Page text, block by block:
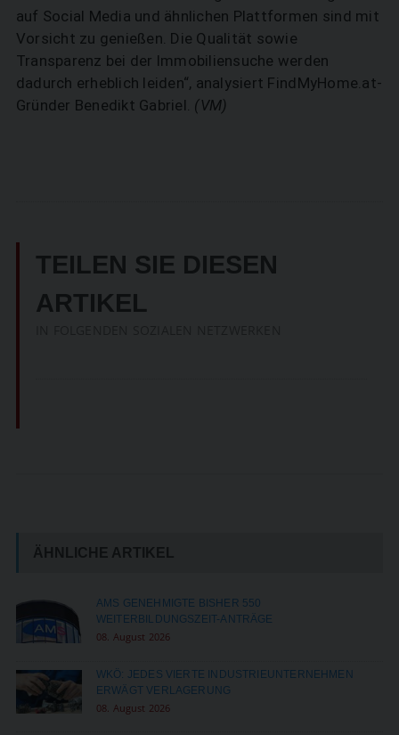
auf Social Media und ähnlichen Plattformen sind mit
Vorsicht zu genießen. Die Qualität sowie
Transparenz bei der Immobiliensuche werden
dadurch erheblich leiden“, analysiert FindMyHome.at-
Gründer Benedikt Gabriel. (VM)
TEILEN SIE DIESEN
ARTIKEL
ÄHNLICHE ARTIKEL
AMS GENEHMIGTE BISHER 550
WEITERBILDUNGSZEIT-ANTRÄGE
08. August 2026
WKÖ: JEDES VIERTE INDUSTRIEUNTERNEHMEN
ERWÄGT VERLAGERUNG
08. August 2026